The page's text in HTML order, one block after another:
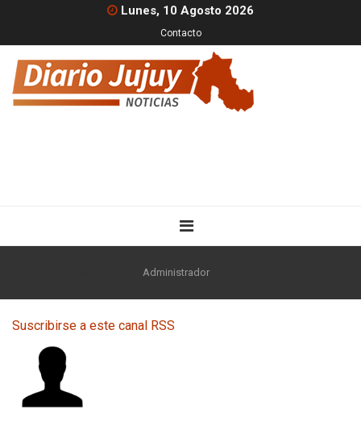
Lunes, 10 Agosto 2026
Contacto
Administrador
Suscribirse a este canal RSS